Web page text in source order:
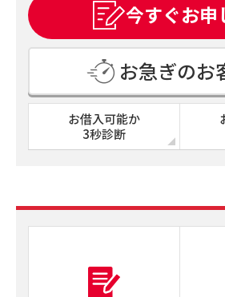
今すぐお申
お急ぎのお
お借入可能か
3秒診断